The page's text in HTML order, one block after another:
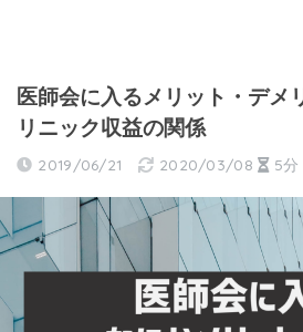
医師会に入るメリット・デメ
リニック収益の関係
2019/06/21 2020/03/08 5分